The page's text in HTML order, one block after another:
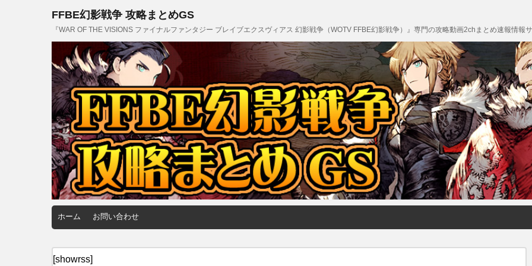
FFBE幻影戦争 攻略まとめGS
『WAR OF THE VISIONS ファイナルファンタジー ブレイブエクスヴィアス 幻影戦争（WOTV FFBE幻影戦争）』専門の攻略動画2chまとめ速報情報
ホーム お問い合わせ
[showrss]